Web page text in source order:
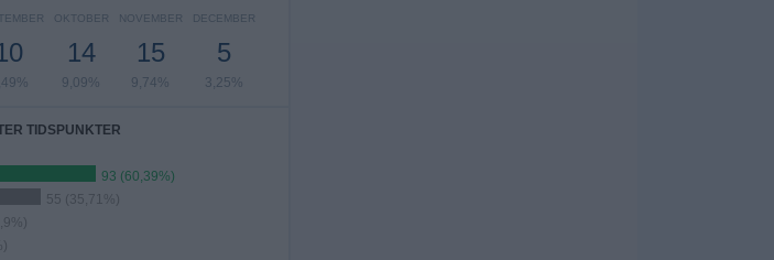
OKTOBER
14
9,09%
NOVEMBER
15
9,74%
DECEMBER
5
3,25%
TIDSPUNKTER
93 (60,39%)
55 (35,71%)